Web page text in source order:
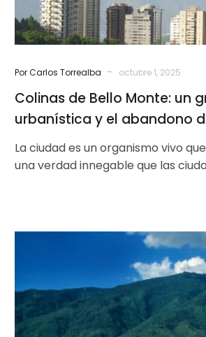
y
el
de
la
Por Carlos Torrealba - octubre 1, 2025
Colinas de Bello Monte: un
urbanística y el abandono
planificación
La ciudad es un organismo vivo
una verdad innegable que las
Caracas:
458
años
Historia
y